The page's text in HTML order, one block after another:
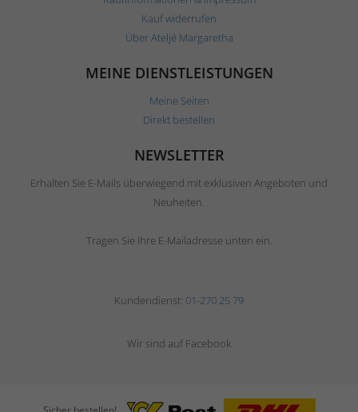
Kauf widerrufen
Über Ateljé Margaretha
MEINE DIENSTLEISTUNGEN
Meine Seiten
Direkt bestellen
NEWSLETTER
Erhalten Sie E-Mails überwiegend mit exklusiven Angeboten und
Neuheiten.
Tragen Sie Ihre E-Mailadresse unten ein.
Kundendienst: 01-270 25 79
Wir sind auf Facebook